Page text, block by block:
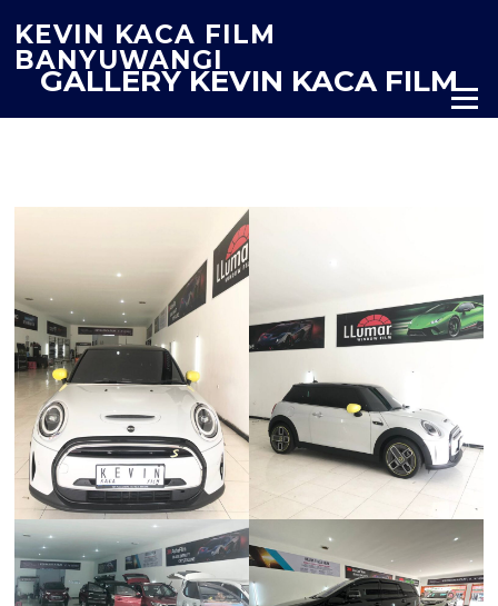
konten
KEVIN KACA FILM
BANYUWANGI
Menu
GALLERY KEVIN KACA FILM